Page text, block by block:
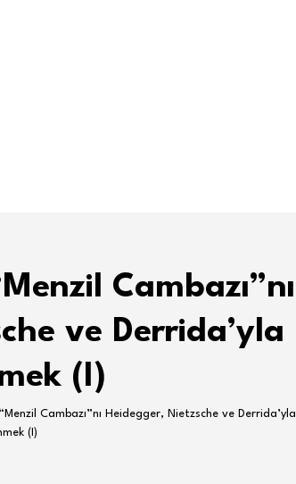
Cambazı”nı
ve Derrida’yla
(I)
Cambazı”nı Heidegger, Nietzsche ve Derrida’yla
(I)